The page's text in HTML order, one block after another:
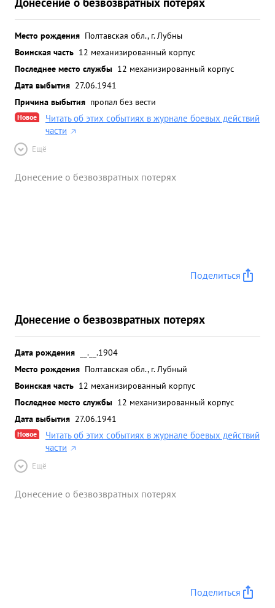
Место рождения Полтавская обл., г. Лубны
Воинская часть 12 механизированный корпус
Последнее место службы 12 механизированный корпус
Дата выбытия 27.06.1941
Причина выбытия пропал без вести
Новое
Читать об этих событиях в журнале боевых действий
части
Ещё
Донесение о безвозвратных потерях
Поделиться
Донесение о безвозвратных потерях
Дата рождения
__.__.1904
Место рождения Полтавская обл., г. Лубный
Воинская часть 12 механизированный корпус
Последнее место службы 12 механизированный корпус
Дата выбытия 27.06.1941
Новое
Читать об этих событиях в журнале боевых действий
части
Ещё
Донесение о безвозвратных потерях
Поделиться